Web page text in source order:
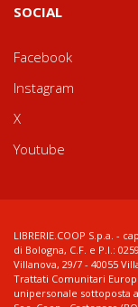
SOCIAL
Facebook
Instagram
X
Youtube
LIBRERIE.COOP S.p.a. -
di Bologna, C.F. e P.I.:
Villanova, 29/7 - 40055
Trattati Comunitari
unipersonale sottoposta